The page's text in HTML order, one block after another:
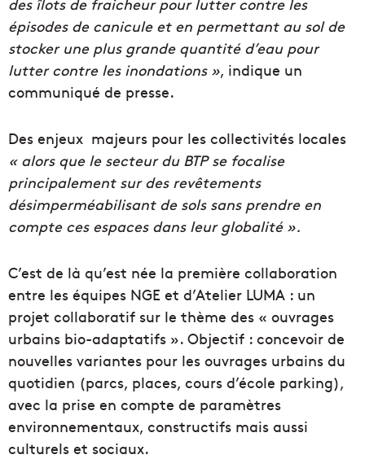
épisodes de canicule et en permettant au sol de
stocker une plus grande quantité d’eau pour
lutter contre les inondations », indique un
communiqué de presse.
Des enjeux majeurs pour les collectivités locales
« alors que le secteur du BTP se focalise
principalement sur des revêtements
désimperméabilisant de sols sans prendre en
compte ces espaces dans leur globalité ».
C’est de là qu’est née la première collaboration
entre les équipes NGE et d’Atelier LUMA : un
projet collaboratif sur le thème des « ouvrages
urbains bio-adaptatifs ». Objectif : concevoir de
nouvelles variantes pour les ouvrages urbains du
quotidien (parcs, places, cours d’école parking),
avec la prise en compte de paramètres
environnementaux, constructifs mais aussi
culturels et sociaux.